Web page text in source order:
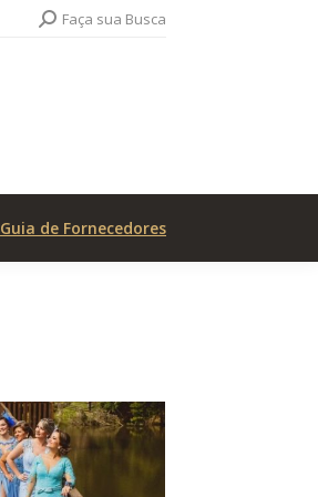
Search:Faça sua Busca
Guia de Fornecedores